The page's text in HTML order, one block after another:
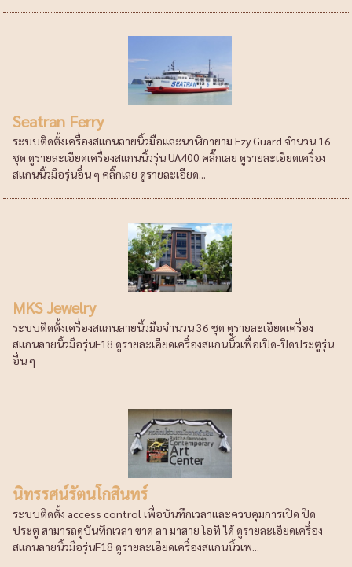
Seatran Ferry
ระบบติดตั้งเครื่องสแกนลายนิ้วมือและนาฬิกายาม Ezy Guard จำนวน 16
ชุด ดูรายละเอียดเครื่องสแกนนิ้วรุ่น UA400 คลิ๊กเลย ดูรายละเอียดเครื่อง
สแกนนิ้วมือรุ่นอื่น ๆ คลิ๊กเลย ดูรายละเอียด...
MKS Jewelry
ระบบติดตั้งเครื่องสแกนลายนิ้วมือจำนวน 36 ชุด ดูรายละเอียดเครื่อง
สแกนลายนิ้วมือรุ่นF18 ดูรายละเอียดเครื่องสแกนนิ้วเพื่อเปิด-ปิดประตูรุ่น
อื่น ๆ
นิทรรศน์รัตนโกสินทร์
ระบบติดตั้ง access control เพื่อบันทึกเวลาและควบคุมการเปิด ปิด
ประตู สามารถดูบันทึกเวลา ขาด ลา มาสาย โอที ได้ ดูรายละเอียดเครื่อง
สแกนลายนิ้วมือรุ่นF18 ดูรายละเอียดเครื่องสแกนนิ้วเพ...